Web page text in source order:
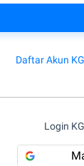
Daftar Akun
Login